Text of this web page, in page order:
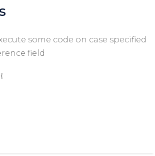
some code on case specified
field